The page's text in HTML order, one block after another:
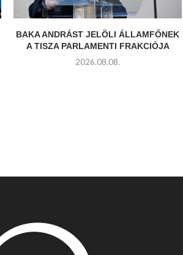
BAKA ANDRÁST JELÖLI ÁLLAMFŐNEK
A TISZA PARLAMENTI FRAKCIÓJA
2026.08.08.